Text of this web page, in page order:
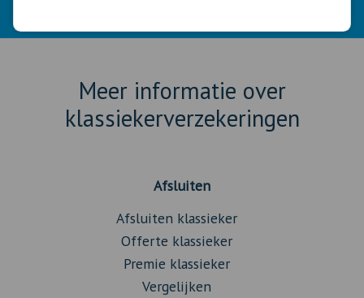
Meer informatie over
klassiekerverzekeringen
Afsluiten
Afsluiten klassieker
Offerte klassieker
Premie klassieker
Vergelijken